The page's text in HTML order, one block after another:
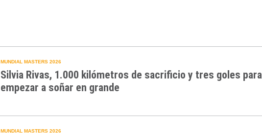
MUNDIAL MASTERS 2026
Silvia Rivas, 1.000 kilómetros de sacrificio y tres goles para
empezar a soñar en grande
MUNDIAL MASTERS 2026